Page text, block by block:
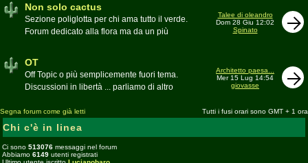
Coleus e Plectranthus; Peperomiaceae gen.
Peperomia (solo specie succulente);
Geraniaceae gen. Pelargonium, Monsonia
Talinum, Portulacaria
Non solo cactus
Sezione poliglotta per chi ama tutto il verde.
Forum dedicato alla flora ma da un più
Talee di oleandro
Dom 28 Giu 12:02
Spinato
OT
Off Topic o più semplicemente fuori tema.
Discussioni in libertà ... parliamo di altro
Architetto paesa...
Mer 15 Lug 14:54
giovasse
Segna forum come già letti Tutti i fusi orari sono GMT + 1 ora
Chi c'è in linea
Ci sono 513076 messaggi nel forum
Abbiamo 6149 utenti registrati